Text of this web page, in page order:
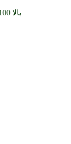
بالا 100 هزار تومان